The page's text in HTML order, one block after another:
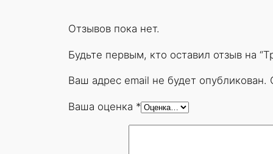
Отзывов пока нет.
Будьте первым, кто оставил отзыв на
Ваш адрес email не будет опубликован.
Ваша оценка *